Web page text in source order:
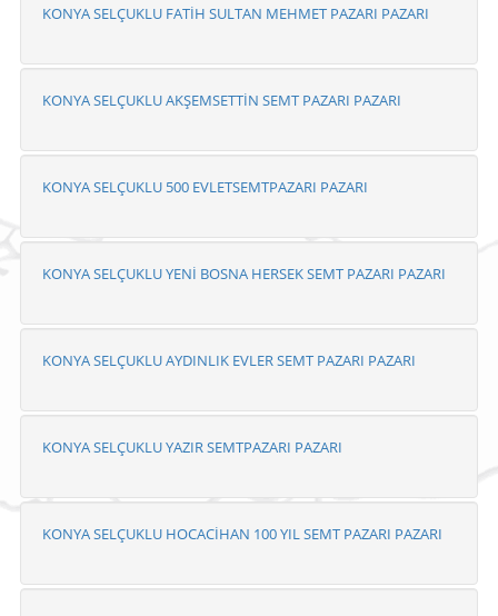
KONYA SELÇUKLU FATİH SULTAN MEHMET PAZARI PAZARI
KONYA SELÇUKLU AKŞEMSETTİN SEMT PAZARI PAZARI
KONYA SELÇUKLU 500 EVLETSEMTPAZARI PAZARI
KONYA SELÇUKLU YENİ BOSNA HERSEK SEMT PAZARI PAZARI
KONYA SELÇUKLU AYDINLIK EVLER SEMT PAZARI PAZARI
KONYA SELÇUKLU YAZIR SEMTPAZARI PAZARI
KONYA SELÇUKLU HOCACİHAN 100 YIL SEMT PAZARI PAZARI